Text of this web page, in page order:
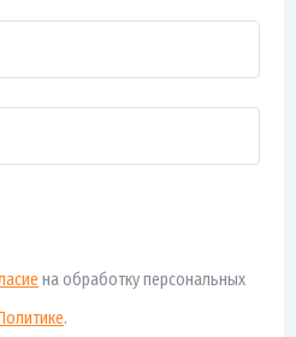
на обработку персональных
.